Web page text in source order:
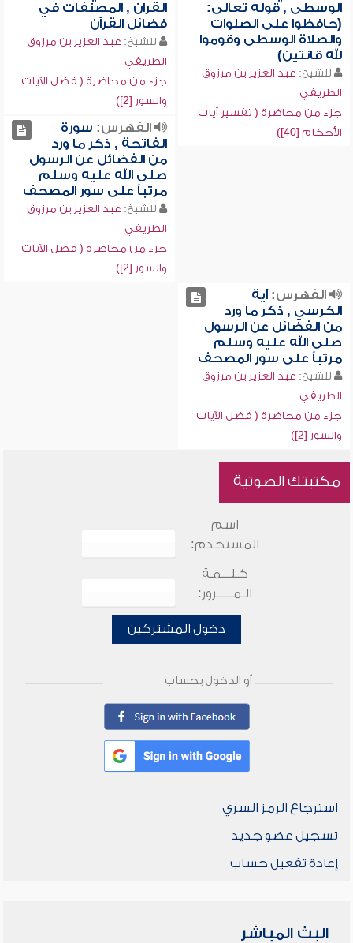
الوسطى , قوله تعالى:
(حافظوا على الصلوات
والصلاة الوسطى وقوموا
لله قانتين)
للشيخ: عبد العزيز بن مرزوق
الطريفي
جزء من محاضرة ( تفسير آيات
الأحكام [40])
القرآن , المصنفات في
فضائل القرآن
للشيخ: عبد العزيز بن مرزوق
الطريفي
جزء من محاضرة ( فضل الآيات
والسور [2])
الفهرس: سورة
الفاتحة , ذكر ما ورد
من الفضائل عن الرسول
صلى الله عليه وسلم
مرتباً على سور المصحف
للشيخ: عبد العزيز بن مرزوق
الطريفي
جزء من محاضرة ( فضل الآيات
والسور [2])
الفهرس:آية
الكرسي , ذكر ما ورد
من الفضائل عن الرسول
صلى الله عليه وسلم
مرتباً على سور المصحف
للشيخ: عبد العزيز بن مرزوق
الطريفي
جزء من محاضرة ( فضل الآيات
والسور [2])
مكتبتك الصوتية
اسم
المستخدم:
كـلـــمـة
الـمـــــرور:
دخول المشتركين
أو الدخول بحساب
استرجاع الرمز السري
تسجيل عضو جديد
إعادة تفعيل حساب
البث المباشر